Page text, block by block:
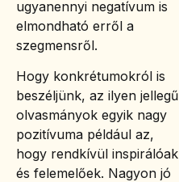
ugyanennyi negatívum is
elmondható erről a
szegmensről.
Hogy konkrétumokról is
beszéljünk, az ilyen jellegű
olvasmányok egyik nagy
pozitívuma például az,
hogy rendkívül inspirálóak
és felemelőek. Nagyon jó